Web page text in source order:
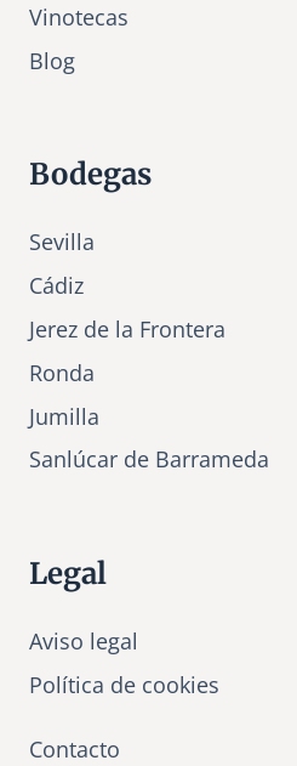
Vinotecas
Blog
Bodegas
Sevilla
Cádiz
Jerez de la Frontera
Ronda
Jumilla
Sanlúcar de Barrameda
Legal
Aviso legal
Política de cookies
Contacto